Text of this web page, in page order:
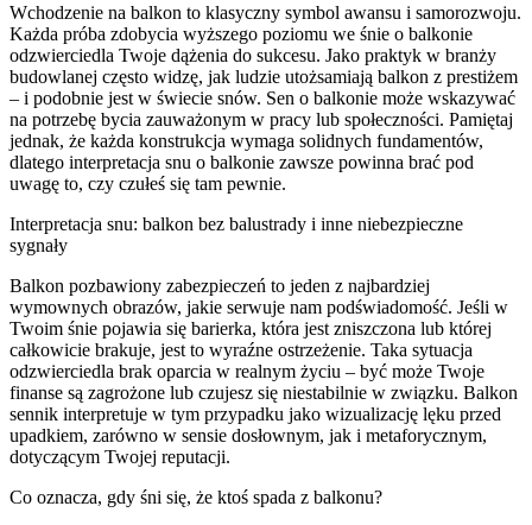
Wchodzenie na balkon to klasyczny symbol awansu i samorozwoju.
Każda próba zdobycia wyższego poziomu we śnie o balkonie
odzwierciedla Twoje dążenia do sukcesu. Jako praktyk w branży
budowlanej często widzę, jak ludzie utożsamiają balkon z prestiżem
– i podobnie jest w świecie snów. Sen o balkonie może wskazywać
na potrzebę bycia zauważonym w pracy lub społeczności. Pamiętaj
jednak, że każda konstrukcja wymaga solidnych fundamentów,
dlatego interpretacja snu o balkonie zawsze powinna brać pod
uwagę to, czy czułeś się tam pewnie.
Interpretacja snu: balkon bez balustrady i inne niebezpieczne
sygnały
Balkon pozbawiony zabezpieczeń to jeden z najbardziej
wymownych obrazów, jakie serwuje nam podświadomość. Jeśli w
Twoim śnie pojawia się barierka, która jest zniszczona lub której
całkowicie brakuje, jest to wyraźne ostrzeżenie. Taka sytuacja
odzwierciedla brak oparcia w realnym życiu – być może Twoje
finanse są zagrożone lub czujesz się niestabilnie w związku. Balkon
sennik interpretuje w tym przypadku jako wizualizację lęku przed
upadkiem, zarówno w sensie dosłownym, jak i metaforycznym,
dotyczącym Twojej reputacji.
Co oznacza, gdy śni się, że ktoś spada z balkonu?